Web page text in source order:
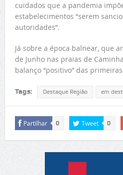
cuidados que a pandemia
estabelecimentos “serem
autoridades”.
Já sobre a época balnear, que
de Junho nas praias de
balanço “positivo” das
Tags: Destaque Região em
Partilhar 0 Tweet 0